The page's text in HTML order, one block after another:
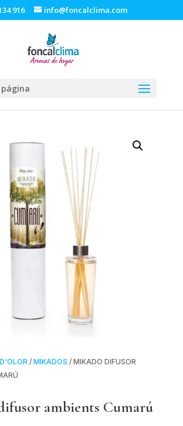
916 info@foncalclima.com
página
/ MIKADOS / MIKADO DIFUSOR
ambients Cumarú